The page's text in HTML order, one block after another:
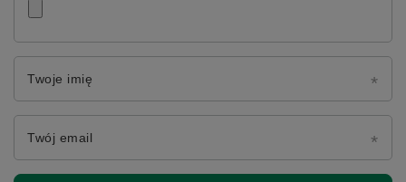
Twoje imię
Twój email